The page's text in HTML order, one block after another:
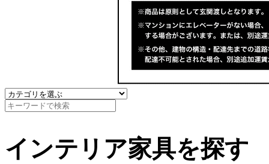
インテリア家具を探す